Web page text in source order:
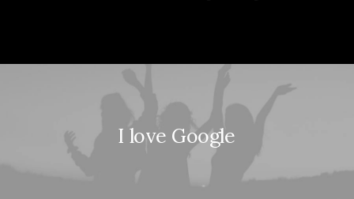
I love Google